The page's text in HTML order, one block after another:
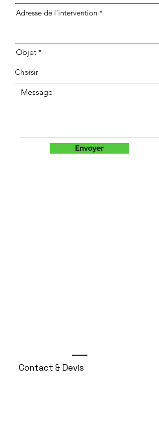
Adresse de l'intervention
Objet
Message
Envoyer
Contact & Devis